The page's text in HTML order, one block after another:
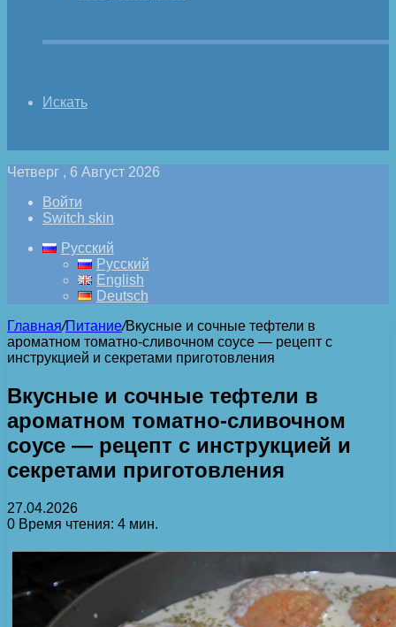
Искать
Четверг , 6 Август 2026
Войти
Switch skin
Русский
Русский
English
Deutsch
Главная/Питание/Вкусные и сочные тефтели в
ароматном томатно-сливочном соусе — рецепт с
инструкцией и секретами приготовления
Вкусные и сочные тефтели в
ароматном томатно-сливочном
соусе — рецепт с инструкцией и
секретами приготовления
27.04.2026
0 Время чтения: 4 мин.